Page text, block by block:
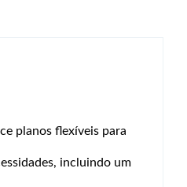
planos flexíveis para
incluindo um